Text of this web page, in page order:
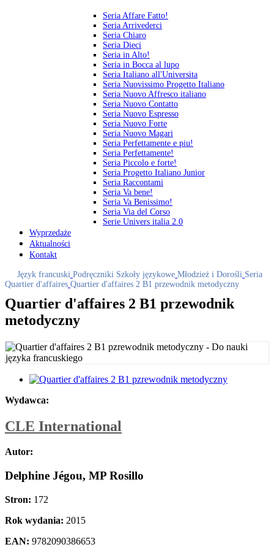
Seria Affare Fatto!
Seria Arrivederci
Seria Chiaro
Seria Dieci
Seria in Alto!
Seria in Bocca al lupo
Seria Italiano all'Universita
Seria Nuovissimo Progetto Italiano
Seria Nuovo Affresco italiano
Seria Nuovo Contatto
Seria Nuovo Espresso
Seria Nuovo Forte
Seria Nuovo Magari
Seria Perfettamente e piu!
Seria Perfettamente!
Seria Piccolo e forte!
Seria Progetto Italiano Junior
Seria Raccontami
Seria Va bene!
Seria Va Benissimo!
Seria Via del Corso
Serie Univers italia 2.0
Wyprzedaże
Aktualności
Kontakt
Język francuski Podręczniki Szkoły językowe Młodzież i Dorośli Seria
Quartier d'affaires Quartier d'affaires 2 B1 przewodnik metodyczny
Quartier d'affaires 2 B1 przewodnik
metodyczny
Wydawca:
CLE International
Autor:
Delphine Jégou, MP Rosillo
Stron: 172
Rok wydania: 2015
EAN: 9782090386653